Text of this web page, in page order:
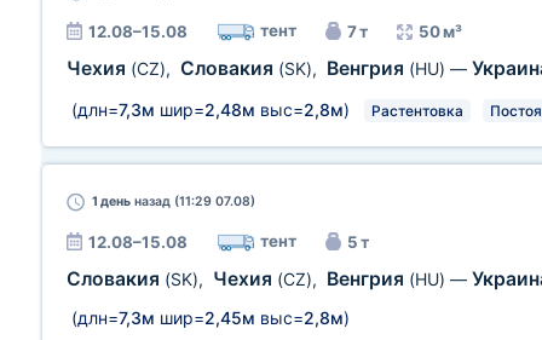
12.08–15.08 тент 7 т 50 м³
Чехия (CZ), Словакия (SK), Венгрия (HU) —
(длн=7,3м шир=2,48м выс=2,8м) Растентовка
1 день назад (11:29 07.08)
12.08–15.08 тент 5 т
Словакия (SK), Чехия (CZ), Венгрия (HU) —
(длн=7,3м шир=2,45м выс=2,8м)